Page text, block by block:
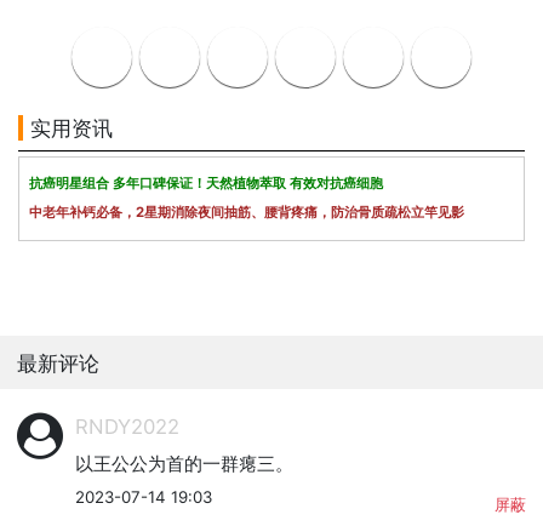
实用资讯
抗癌明星组合 多年口碑保证！天然植物萃取 有效对抗癌细胞
中老年补钙必备，2星期消除夜间抽筋、腰背疼痛，防治骨质疏松立竿见影
最新评论
RNDY2022
以王公公为首的一群瘪三。
2023-07-14 19:03 屏蔽